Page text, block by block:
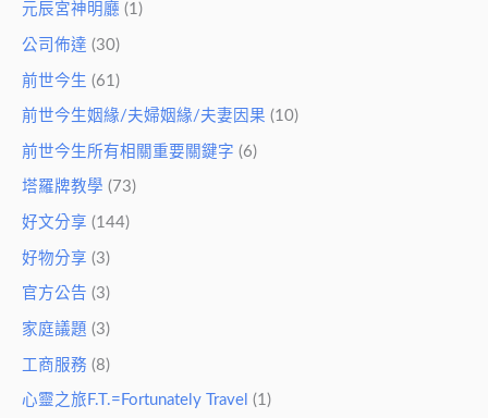
元辰宮神明廳 (1)
公司佈達 (30)
前世今生 (61)
前世今生姻緣/夫婦姻緣/夫妻因果 (10)
前世今生所有相關重要關鍵字 (6)
塔羅牌教學 (73)
好文分享 (144)
好物分享 (3)
官方公告 (3)
家庭議題 (3)
工商服務 (8)
心靈之旅F.T.=Fortunately Travel (1)